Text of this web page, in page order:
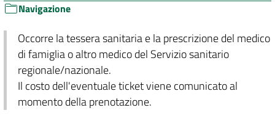
Navigazione
Occorre la tessera sanitaria e la prescrizione del medico
di famiglia o altro medico del Servizio sanitario
regionale/nazionale.
Il costo dell'eventuale ticket viene comunicato al
momento della prenotazione.